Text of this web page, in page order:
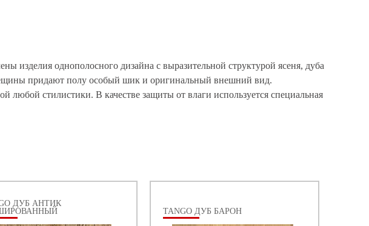
изделия однополосного дизайна с выразительной структурой ясеня, дуба
придают полу особый шик и оригинальный внешний вид.
любой стилистики. В качестве защиты от влаги используется специальная
ДУБ АНТИК
TANGO ДУБ БАРОН